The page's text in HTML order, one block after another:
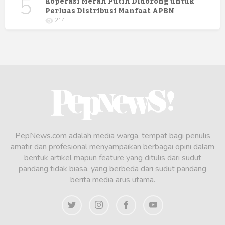
5 Perluas Distribusi Manfaat APBN
214
PepNews.com adalah media warga, tempat bagi penulis
amatir dan profesional menyampaikan berbagai opini dalam
bentuk artikel mapun feature yang ditulis dari sudut
pandang tidak biasa, yang berbeda dari sudut pandang
berita media arus utama.